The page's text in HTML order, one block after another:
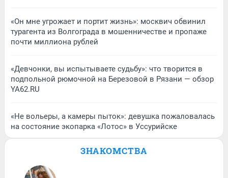
«Он мне угрожает и портит жизнь»: москвич обвинил
турагента из Волгограда в мошенничестве и пропаже
почти миллиона рублей
«Девчонки, вы испытываете судьбу»: что творится в
подпольной рюмочной на Березовой в Рязани — обзор
YA62.RU
«Не вольеры, а камеры пыток»: девушка пожаловалась
на состояние экопарка «Лотос» в Уссурийске
ЗНАКОМСТВА